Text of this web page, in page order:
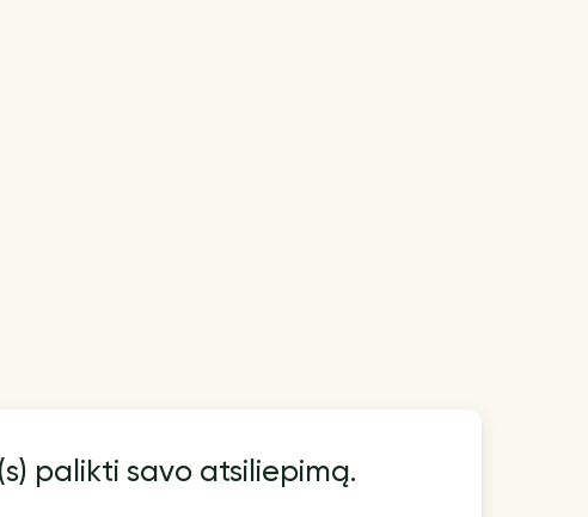
palikti savo atsiliepimą.